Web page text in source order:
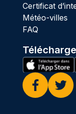
Certificat
Météo-villes
FAQ
Facebook
Twitter